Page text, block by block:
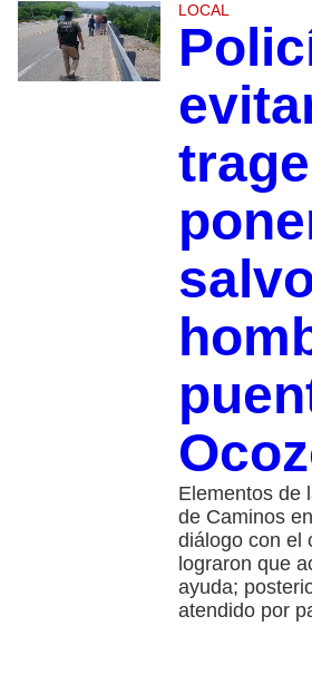
LOCAL
Elementos de
de Caminos
diálogo con el
lograron que
ayuda;
atendido por